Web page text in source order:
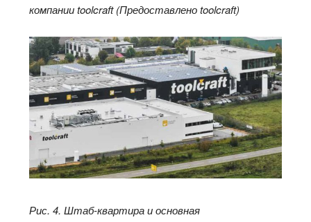
компании toolcraft (Предоставлено toolcraft)
Рис. 4. Штаб-квартира и основная